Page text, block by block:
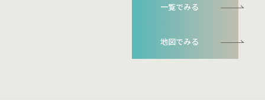
一覧でみる
地図でみる